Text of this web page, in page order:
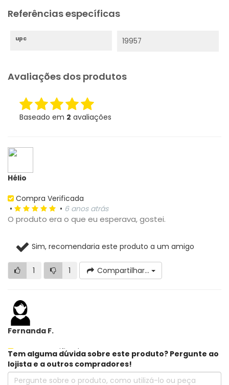
Referências específicas
upc 19957
Avaliações dos produtos
Baseado em 2 avaliações
Hélio
Compra Verificada
•
• 6 anos atrás
O produto era o que eu esperava, gostei.
Sim, recomendaria este produto a um amigo
1 1 Compartilhar...
Fernanda F.
Compra Verificada
•
•9 anos atrás
O produto está em perfeito estado, com todas as
pecas funcionando com a melhor performance. O
Tem alguma dúvida sobre este produto? Pergunte ao
lojista e a outros compradores!